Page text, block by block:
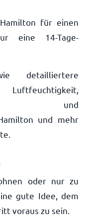
für einen
eine 14-Tage-
detailliertere
und
und mehr
oder nur zu
gute Idee, dem
voraus zu sein.